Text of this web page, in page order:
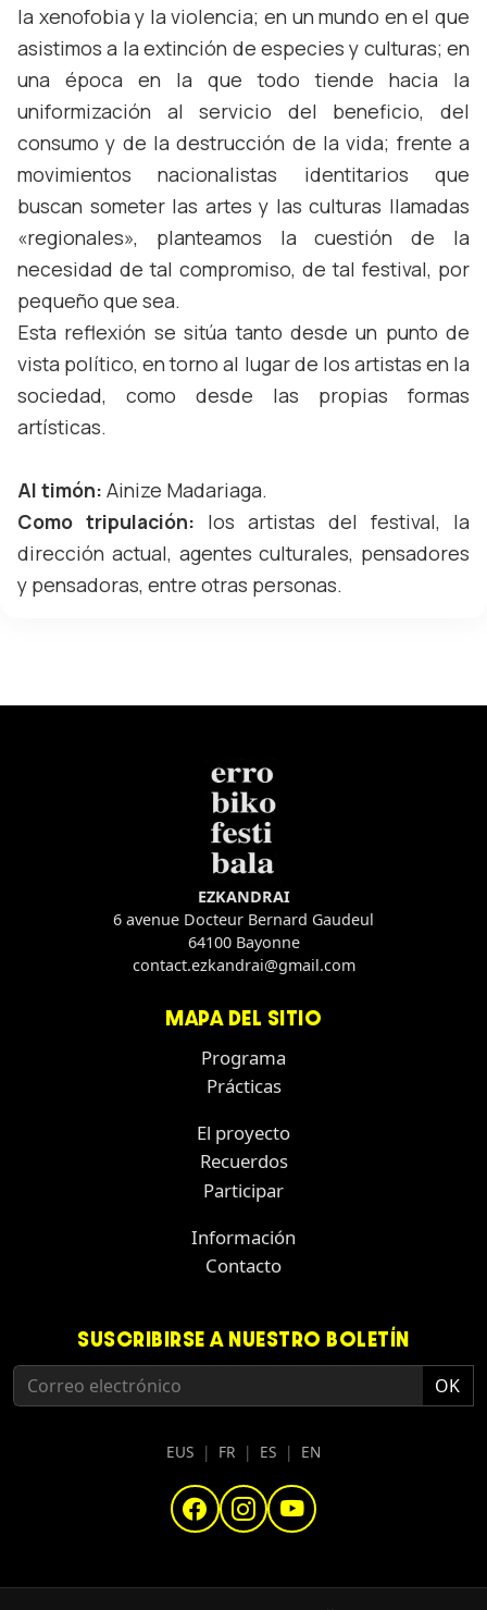
la xenofobia y la violencia; en un mundo en el que
asistimos a la extinción de especies y culturas; en
una época en la que todo tiende hacia la
uniformización al servicio del beneficio, del
consumo y de la destrucción de la vida; frente a
movimientos nacionalistas identitarios que
buscan someter las artes y las culturas llamadas
«regionales», planteamos la cuestión de la
necesidad de tal compromiso, de tal festival, por
pequeño que sea.
Esta reflexión se sitúa tanto desde un punto de
vista político, en torno al lugar de los artistas en la
sociedad, como desde las propias formas
artísticas.
Al timón: Ainize Madariaga.
Como tripulación: los artistas del festival, la
dirección actual, agentes culturales, pensadores
y pensadoras, entre otras personas.
EZKANDRAI
6 avenue Docteur Bernard Gaudeul
64100 Bayonne
contact.ezkandrai@gmail.com
MAPA DEL SITIO
Programa
Prácticas
El proyecto
Recuerdos
Participar
Información
Contacto
SUSCRIBIRSE A NUESTRO BOLETÍN
EUS | FR | ES | EN